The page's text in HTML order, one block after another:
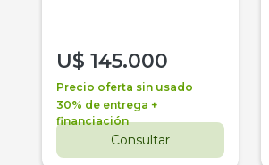
U$ 145.000
Precio oferta sin usado
30% de entrega +
financiación
Consultar